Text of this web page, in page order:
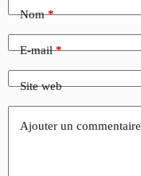
Nom*
E-mail*
Site web
Ajouter un commentaire